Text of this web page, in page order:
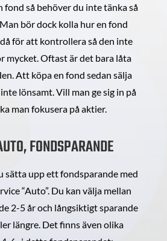
fond så behöver du inte tänka så
bör dock kolla hur en fond
för att kontrollera så den inte
mycket. Oftast är det bara låta
Att köpa en fond sedan sälja
lönsamt. Vill man ge sig in på
man fokusera på aktier.
FONDSPARANDE
sätta upp ett fondsparande med
“Auto”. Du kan välja mellan
2-5 år och långsiktigt sparande
längre. Det finns även olika